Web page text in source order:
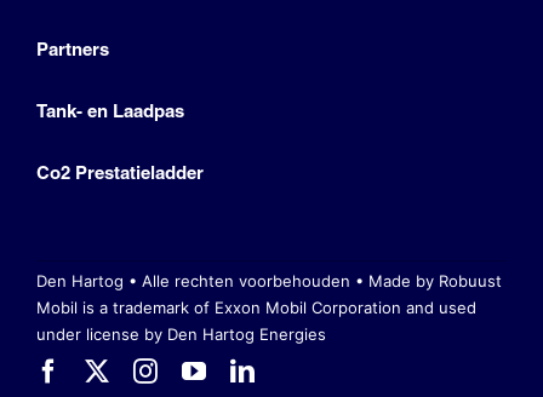
Partners
Tank- en Laadpas
Co2 Prestatieladder
Den Hartog • Alle rechten voorbehouden • Made by Robuust
Mobil is a trademark of Exxon Mobil Corporation and used
under license by Den Hartog Energies